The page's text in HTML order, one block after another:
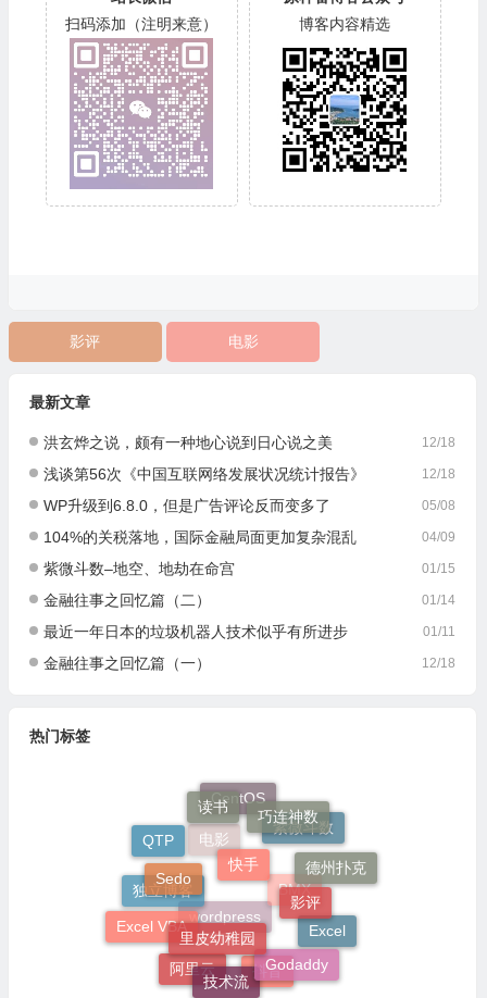
扫码添加（注明来意）
博客内容精选
影评 电影
最新文章
12/18
洪玄烨之说，颇有一种地心说到日心说之美
12/18
浅谈第56次《中国互联网络发展状况统计报告》
05/08
WP升级到6.8.0，但是广告评论反而变多了
04/09
104%的关税落地，国际金融局面更加复杂混乱
01/15
紫微斗数–地空、地劫在命宫
01/14
金融往事之回忆篇（二）
01/11
最近一年日本的垃圾机器人技术似乎有所进步
12/18
金融往事之回忆篇（一）
热门标签
电影
CentOS
紫微斗数
BMX
wordpress
独立博客
QTP
读书
巧连神数
德州扑克
Excel
抖音
阿里云
Excel VBA
Sedo
快手
影评
Godaddy
技术流
里皮幼稚园